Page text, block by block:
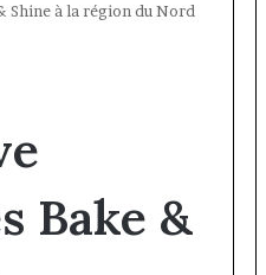
Shine à la région du Nord
Bake &